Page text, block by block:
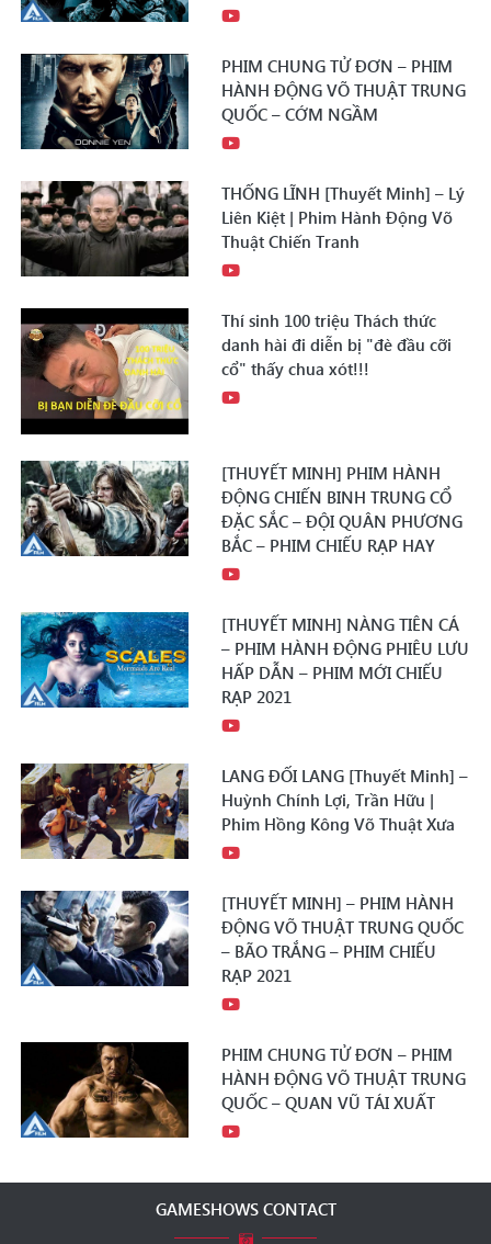
PHIM CHUNG TỬ ĐƠN – PHIM
HÀNH ĐỘNG VÕ THUẬT TRUNG
QUỐC – CỚM NGẦM
THỐNG LĨNH [Thuyết Minh] – Lý
Liên Kiệt | Phim Hành Động Võ
Thuật Chiến Tranh
Thí sinh 100 triệu Thách thức
danh hài đi diễn bị "đè đầu cỡi
cổ" thấy chua xót!!!
[THUYẾT MINH] PHIM HÀNH
ĐỘNG CHIẾN BINH TRUNG CỔ
ĐẶC SẮC – ĐỘI QUÂN PHƯƠNG
BẮC – PHIM CHIẾU RẠP HAY
[THUYẾT MINH] NÀNG TIÊN CÁ
– PHIM HÀNH ĐỘNG PHIÊU LƯU
HẤP DẪN – PHIM MỚI CHIẾU
RẠP 2021
LANG ĐỐI LANG [Thuyết Minh] –
Huỳnh Chính Lợi, Trần Hữu |
Phim Hồng Kông Võ Thuật Xưa
[THUYẾT MINH] – PHIM HÀNH
ĐỘNG VÕ THUẬT TRUNG QUỐC
– BÃO TRẮNG – PHIM CHIẾU
RẠP 2021
PHIM CHUNG TỬ ĐƠN – PHIM
HÀNH ĐỘNG VÕ THUẬT TRUNG
QUỐC – QUAN VŨ TÁI XUẤT
GAMESHOWS CONTACT